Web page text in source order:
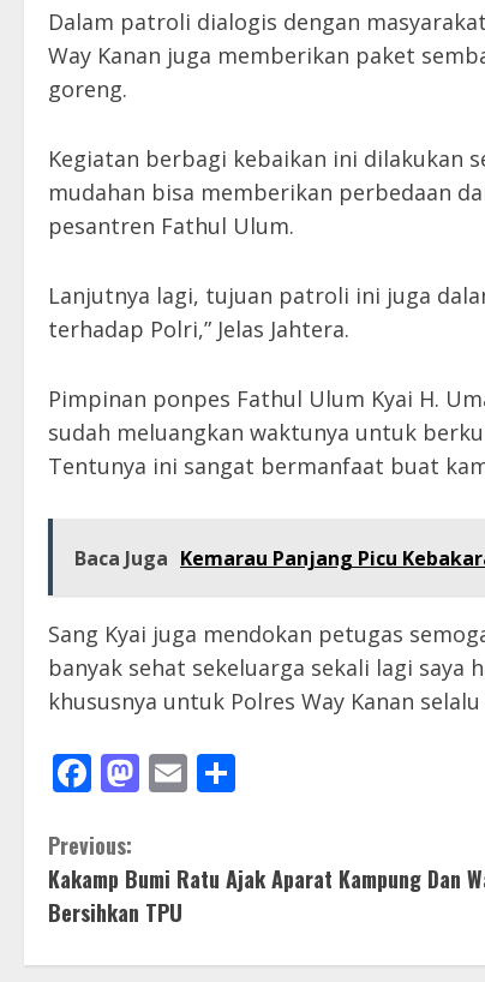
Dalam patroli dialogis dengan
Way Kanan juga memberikan paket
goreng.
Kegiatan berbagi kebaikan ini dilakukan
mudahan bisa memberikan perbedaan
pesantren Fathul Ulum.
Lanjutnya lagi, tujuan patroli ini juga
terhadap Polri,” Jelas Jahtera.
Pimpinan ponpes Fathul Ulum Kyai H.
sudah meluangkan waktunya untuk
Tentunya ini sangat bermanfaat buat
Baca Juga Kemarau Panjang Picu
Sang Kyai juga mendokan petugas
banyak sehat sekeluarga sekali lagi saya
khususnya untuk Polres Way Kanan
Facebook
Mastodon
Email
C
o
n
Previous:
Kakamp Bumi Ratu Ajak Aparat Kampung Dan
Bersihkan TPU